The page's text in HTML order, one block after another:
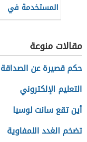
المستخدمة في
الغوص للبحث عن
اللؤلؤ
مقالات منوعة
حكم قصيرة عن الصداقة
التعليم الإلكتروني
أين تقع سانت لوسيا
تضخم الغدد اللمفاوية